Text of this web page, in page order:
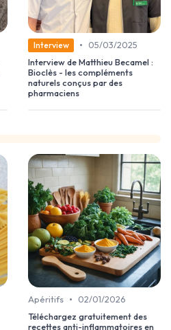
Interview •
05/03/2025
Interview de Matthieu Becamel :
Bioclès - les compléments
naturels conçus par des
pharmaciens
Apéritifs •
02/01/2026
Téléchargez gratuitement des
recettes anti-inflammatoires en